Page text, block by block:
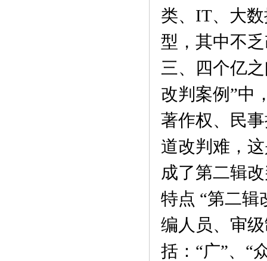
类、IT、大
型，其中不
三、四个亿
改判案例”中
著作权、民
道改判难，
成了第二辑
特点 “第二辑
编人员、审
括：“广”、“